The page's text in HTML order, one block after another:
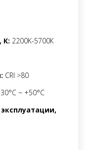
К: 2200K-5700К
CRI >80
~ +50°C